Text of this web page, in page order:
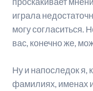
играла
могу согласиться.
вас, конечно же,
Ну и напоследок я,
фамилиях, именах